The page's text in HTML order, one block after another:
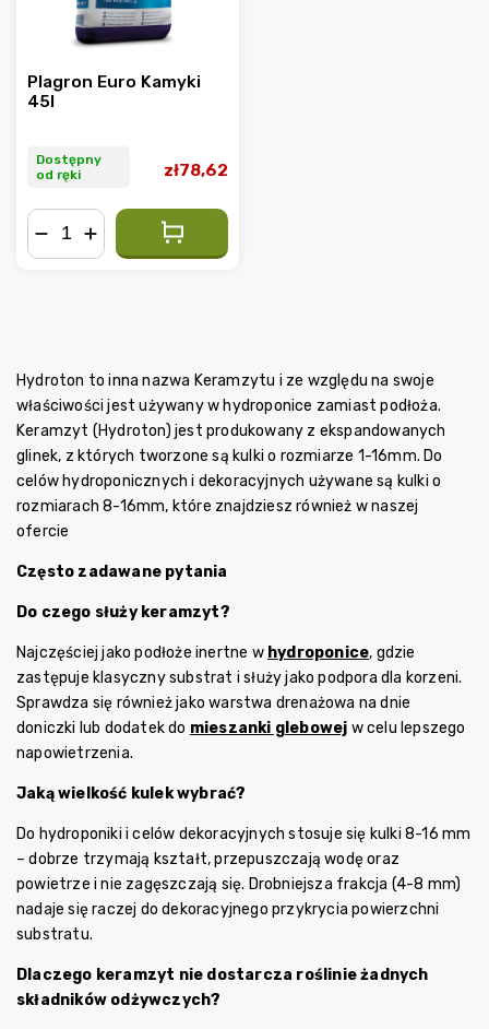
Plagron Euro Kamyki
45l
Dostępny
od ręki
zł78,62
Hydroton to inna nazwa Keramzytu i ze względu na swoje
właściwości jest używany w hydroponice zamiast podłoża.
Keramzyt (Hydroton) jest produkowany z ekspandowanych
glinek, z których tworzone są kulki o rozmiarze 1-16mm. Do
celów hydroponicznych i dekoracyjnych używane są kulki o
rozmiarach 8-16mm, które znajdziesz również w naszej
ofercie
Często zadawane pytania
Do czego służy keramzyt?
Najczęściej jako podłoże inertne w hydroponice, gdzie
zastępuje klasyczny substrat i służy jako podpora dla korzeni.
Sprawdza się również jako warstwa drenażowa na dnie
doniczki lub dodatek do mieszanki glebowej w celu lepszego
napowietrzenia.
Jaką wielkość kulek wybrać?
Do hydroponiki i celów dekoracyjnych stosuje się kulki 8-16 mm
– dobrze trzymają kształt, przepuszczają wodę oraz
powietrze i nie zagęszczają się. Drobniejsza frakcja (4-8 mm)
nadaje się raczej do dekoracyjnego przykrycia powierzchni
substratu.
Dlaczego keramzyt nie dostarcza roślinie żadnych
składników odżywczych?